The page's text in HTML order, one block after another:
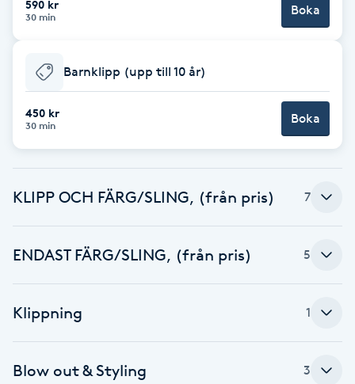
Brynfärgning
Brynplockning
Bröllopsuppsättning
Celluliter
Color correction
Cryoterapi
Damklippning
590 kr
30 min Boka
Barnklipp (upp till 10 år)
450 kr
30 min Boka
KLIPP OCH FÄRG/SLING, (från pris) 7
ENDAST FÄRG/SLING, (från pris) 5
Klippning 1
Blow out & Styling 3